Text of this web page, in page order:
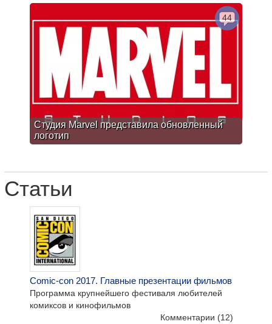
Студия Marvel представила обновленный
логотип
44
Статьи
Comic-con 2017. Главные презентации фильмов
Программа крупнейшего фестиваля любителей
комиксов и кинофильмов
Комментарии (12)